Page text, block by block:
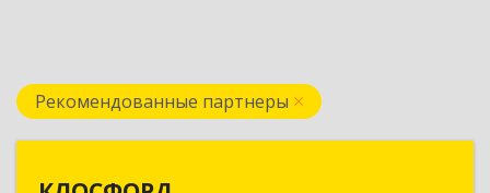
Рекомендованные партнеры